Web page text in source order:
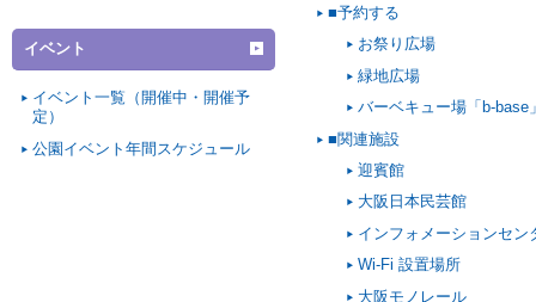
イベント
イベント一覧（開催中・開催予
定）
公園イベント年間スケジュール
■予約する
お祭り広場
緑地広場
バーベキュー場「b-base
■関連施設
迎賓館
大阪日本民芸館
インフォメーションセン
Wi-Fi 設置場所
大阪モノレール